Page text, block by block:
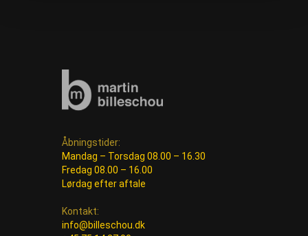
Åbningstider:
Mandag – Torsdag 08.00 – 16.30
Fredag 08.00 – 16.00
Lørdag efter aftale
Kontakt:
info@billeschou.dk